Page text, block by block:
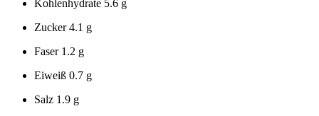
Kohlenhydrate 5.6 g
Zucker4.1 g
Faser 1.2 g
Eiweiß 0.7 g
Salz 1.9 g